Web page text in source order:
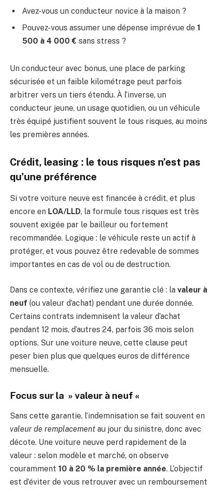
Avez-vous un conducteur novice à la maison ?
Pouvez-vous assumer une dépense imprévue de 1
500 à 4 000 € sans stress ?
Un conducteur avec bonus, une place de parking
sécurisée et un faible kilométrage peut parfois
arbitrer vers un tiers étendu. À l’inverse, un
conducteur jeune, un usage quotidien, ou un véhicule
très équipé justifient souvent le tous risques, au moins
les premières années.
Crédit, leasing : le tous risques n’est pas
qu’une préférence
Si votre voiture neuve est financée à crédit, et plus
encore en LOA/LLD, la formule tous risques est très
souvent exigée par le bailleur ou fortement
recommandée. Logique : le véhicule reste un actif à
protéger, et vous pouvez être redevable de sommes
importantes en cas de vol ou de destruction.
Dans ce contexte, vérifiez une garantie clé : la valeur à
neuf (ou valeur d’achat) pendant une durée donnée.
Certains contrats indemnisent la valeur d’achat
pendant 12 mois, d’autres 24, parfois 36 mois selon
options. Sur une voiture neuve, cette clause peut
peser bien plus que quelques euros de différence
mensuelle.
Focus sur la » valeur à neuf «
Sans cette garantie, l’indemnisation se fait souvent en
valeur de remplacement au jour du sinistre, donc avec
décote. Une voiture neuve perd rapidement de la
valeur : selon modèle et marché, on observe
couramment 10 à 20 % la première année. L’objectif
est d’éviter de vous retrouver avec un remboursement